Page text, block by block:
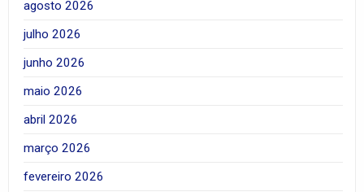
agosto 2026
julho 2026
junho 2026
maio 2026
abril 2026
março 2026
fevereiro 2026